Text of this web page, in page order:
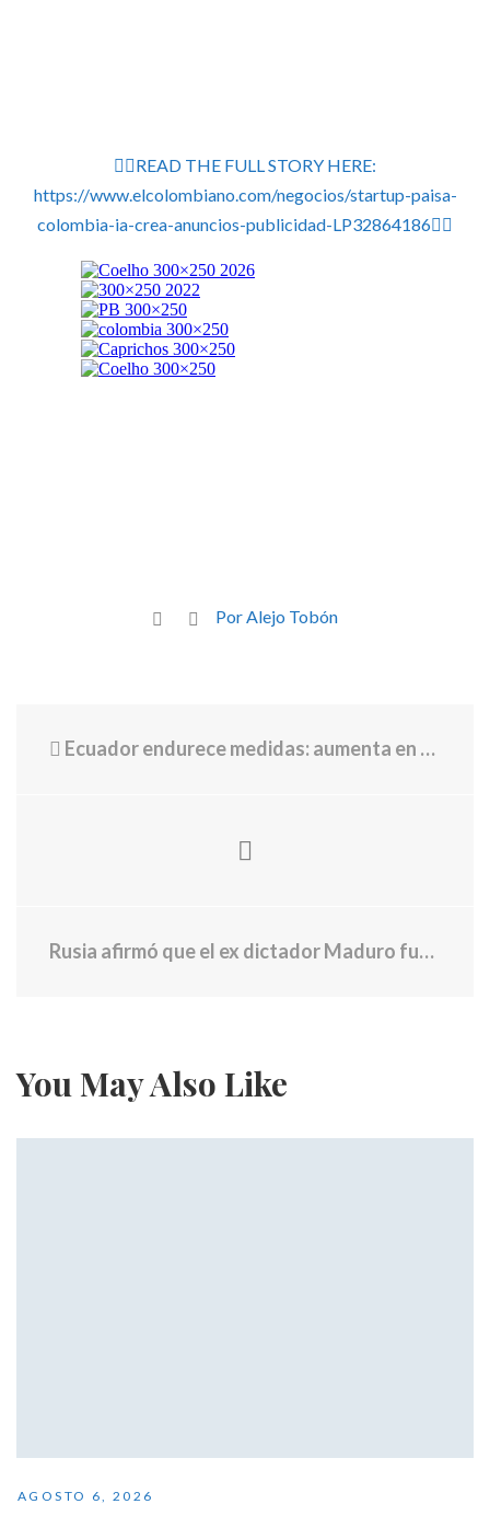
👉🏽READ THE FULL STORY HERE:
https://www.elcolombiano.com/negocios/startup-paisa-
colombia-ia-crea-anuncios-publicidad-LP32864186👈🏽
Por Alejo Tobón
Ecuador endurece medidas: aumenta en un 900% la tarifa de transporte de petróleo colombiano
Rusia afirmó que el ex dictador Maduro fue traicionado por su entorno: “Conocemos los nombres”
You May Also Like
AGOSTO 6, 2026